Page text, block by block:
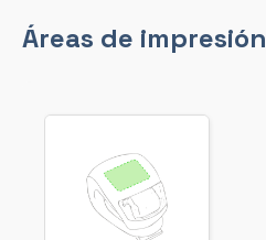
Áreas de impresión